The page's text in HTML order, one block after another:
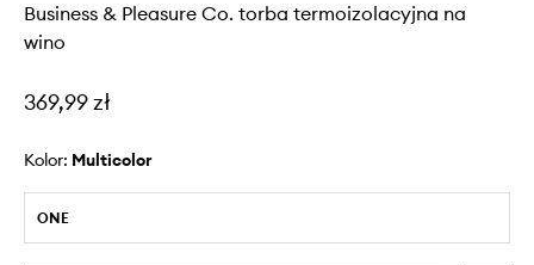
Business & Pleasure Co. torba termoizolacyjna na
wino
369,99 zł
Kolor: multicolor
ONE